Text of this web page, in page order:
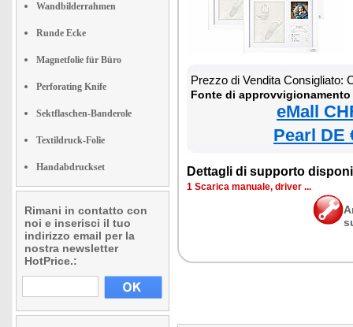
Wandbilderrahmen
Runde Ecke
Magnetfolie für Büro
Perforating Knife
Sektflaschen-Banderole
Textildruck-Folie
Handabdruckset
Rimani in contatto con
noi e inserisci il tuo
indirizzo email per la
nostra newsletter
HotPrice.:
Prezzo di Vendita Consigliato:
Fonte di
eMall
Pearl DE
Dettagli di supporto
1 Scarica manuale, driver ...